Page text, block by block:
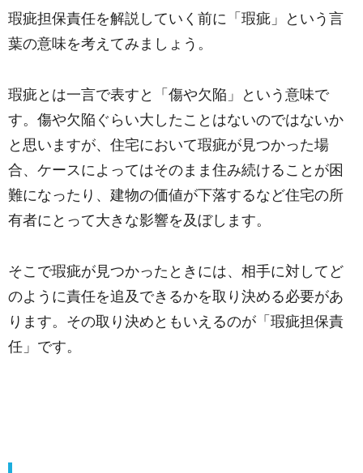
瑕疵担保責任を解説していく前に「瑕疵」という言
葉の意味を考えてみましょう。
瑕疵とは一言で表すと「傷や欠陥」という意味で
す。傷や欠陥ぐらい大したことはないのではないか
と思いますが、住宅において瑕疵が見つかった場
合、ケースによってはそのまま住み続けることが困
難になったり、建物の価値が下落するなど住宅の所
有者にとって大きな影響を及ぼします。
そこで瑕疵が見つかったときには、相手に対してど
のように責任を追及できるかを取り決める必要があ
ります。その取り決めともいえるのが「瑕疵担保責
任」です。